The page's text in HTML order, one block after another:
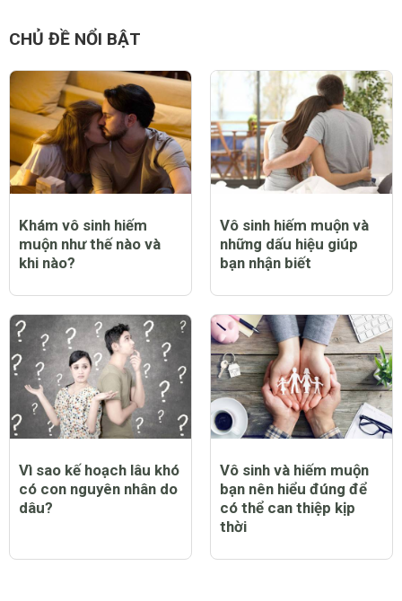
CHỦ ĐỀ NỔI BẬT
Khám vô sinh hiếm
muộn như thế nào và
khi nào?
Vô sinh hiếm muộn và
những dấu hiệu giúp
bạn nhận biết
Vì sao kế hoạch lâu khó
có con nguyên nhân do
dâu?
Vô sinh và hiếm muộn
bạn nên hiểu đúng để
có thể can thiệp kịp
thời